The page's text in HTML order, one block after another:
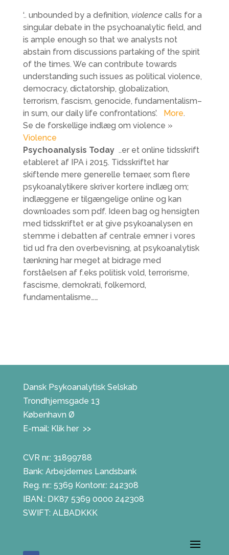
‘.. unbounded by a definition, violencecalls for a
singular debate in the psychoanalytic field, and
is ample enough so that we analysts not
abstain from discussions partaking of the spirit
of the times. We can contribute towards
understanding such issues as political violence,
democracy, dictatorship, globalization,
terrorism, fascism, genocide, fundamentalism–
in sum, our daily life confrontations’. More.
Se de forskellige indlæg om violence »
Violence
Psychoanalysis Today ..er et online tidsskrift
etableret af IPA i 2015. Tidsskriftet har
skiftende mere generelle temaer, som flere
psykoanalytikere skriver kortere indlæg om;
indlæggene er tilgængelige online og kan
downloades som pdf. Ideen bag og hensigten
med tidsskriftet er at give psykoanalysen en
stemme i debatten af centrale emner i vores
tid ud fra den overbevisning, at psykoanalytisk
tænkning har meget at bidrage med
forståelsen af f.eks politisk vold, terrorisme,
fascisme, demokrati, folkemord,
fundamentalisme……
Dansk Psykoanalytisk Selskab
Trondhjemsgade 13
København Ø
E-mail: Klik her >>
CVR nr.: 31899788
Bank: Arbejdernes Landsbank
Reg. nr.: 5369 Kontonr.: 242308
IBAN.: DK87 5369 0000 242308
SWIFT: ALBADKKK